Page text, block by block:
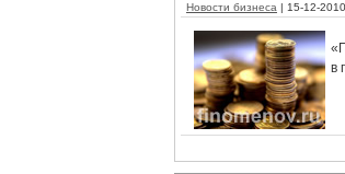
Новости бизнеса | 15-12-
в